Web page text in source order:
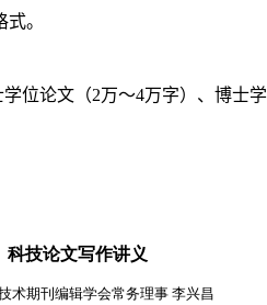
。
位论文（2万～4万字）、博士
科技论文写作讲义
术期刊编辑学会常务理事 李兴昌